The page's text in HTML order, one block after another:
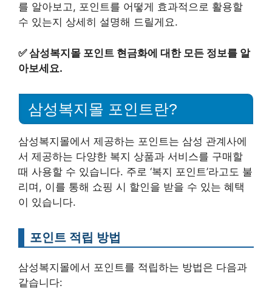
를 알아보고, 포인트를 어떻게 효과적으로 활용할
수 있는지 상세히 설명해 드릴게요.
✅삼성복지몰 포인트 현금화에 대한 모든 정보를 알
아보세요.
삼성복지몰 포인트란?
삼성복지몰에서 제공하는 포인트는 삼성 관계사에
서 제공하는 다양한 복지 상품과 서비스를 구매할
때 사용할 수 있습니다. 주로 ‘복지 포인트’라고도 불
리며, 이를 통해 쇼핑 시 할인을 받을 수 있는 혜택
이 있습니다.
포인트 적립 방법
삼성복지몰에서 포인트를 적립하는 방법은 다음과
같습니다: